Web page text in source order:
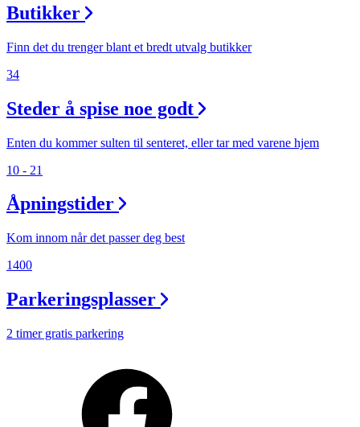
Finn frem
Butikker
Finn det du trenger blant et bredt utvalg butikker
34
Steder å spise noe godt
Enten du kommer sulten til senteret, eller tar med varene hjem
10 - 21
Åpningstider
Kom innom når det passer deg best
1400
Parkeringsplasser
2 timer gratis parkering